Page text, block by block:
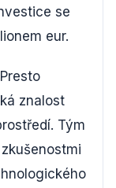
se
eur.
znalost
Tým